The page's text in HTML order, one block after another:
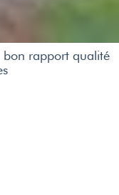
bon rapport qualité